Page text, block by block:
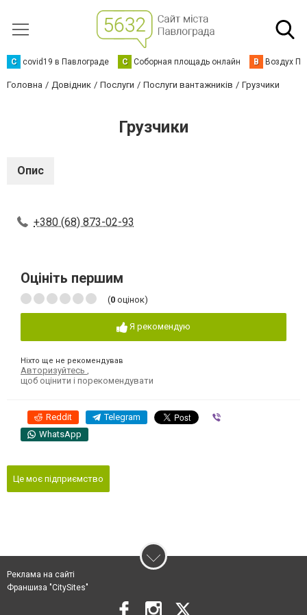
C covid19 в Павлограде С Соборная площадь онлайн В Воздух
Головна Довідник Послуги Послуги вантажників Грузчики
Грузчики
Опис
+380 (68) 873-02-93
Оцініть першим
(0 оцінок)
Я рекомендую
Ніхто ще не рекомендував
Авторизуйтесь
щоб оцінити і порекомендувати
Reddit Telegram
WhatsApp
Це моє підприємство
Реклама на сайті
Франшиза "CitySites"